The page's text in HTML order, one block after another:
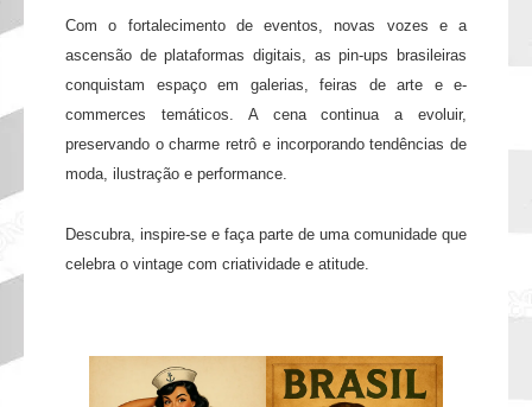
Com o fortalecimento de eventos, novas vozes e a
ascensão de plataformas digitais, as pin-ups brasileiras
conquistam espaço em galerias, feiras de arte e e-
commerces temáticos. A cena continua a evoluir,
preservando o charme retrô e incorporando tendências de
moda, ilustração e performance.
Descubra, inspire-se e faça parte de uma comunidade que
celebra o vintage com criatividade e atitude.